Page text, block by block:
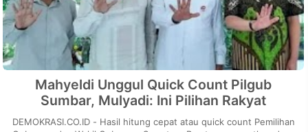
Mahyeldi Unggul Quick Count Pilgub
Sumbar, Mulyadi: Ini Pilihan Rakyat
DEMOKRASI.CO.ID - Hasil hitung cepat atau quick count Pemilihan